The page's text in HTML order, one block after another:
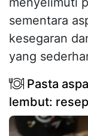
sementara
kesegaran
yang
Pasta
lembut: